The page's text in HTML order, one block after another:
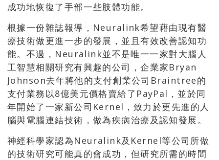
成功地恢復了手部一些肢體功能。
根據一份雜誌報導，Neuralink希望藉由現有醫
療技術做更進一步的發展，並且有效改善認知功
能。不過，Neuralink並不是唯一一家對大腦人
工智慧相關研究有興趣的公司，企業家Bryan
Johnson去年將他的支付創業公司Braintree的
支付業務以8億美元價格賣給了PayPal，並於同
年開始了一家新公司Kernel，致力於更先進的人
腦與電腦連結技術，做為疾病治療及認知發展。
神經科學家認為Neuralink及Kernel等公司所做
的技術研究可能真的會成功，但研究所需的時間